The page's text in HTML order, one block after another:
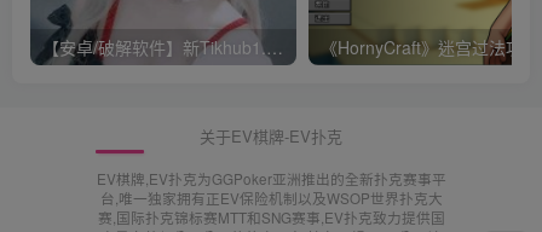
【安卓/破解软件】新Tikhub1.13 解锁付费限制，超级会员破解版【EV棋牌】
关于EV棋牌-EV扑克
EV棋牌,EV扑克为GGPoker亚洲推出的全新扑克赛事平
台,唯一独家拥有正EV保险机制以及WSOP世界扑克大
赛,国际扑克锦标赛MTT和SNG赛事,EV扑克致力提供国